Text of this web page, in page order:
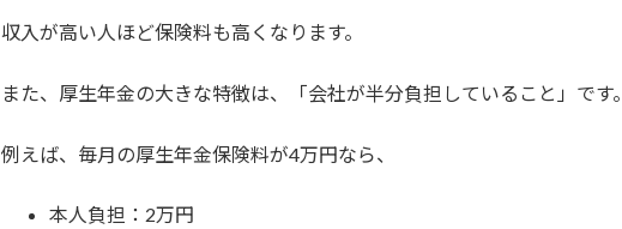
収入が高い人ほど保険料も高くなります。
また、厚生年金の大きな特徴は、「会社が半分負担していること」です。
例えば、毎月の厚生年金保険料が4万円なら、
本人負担：2万円